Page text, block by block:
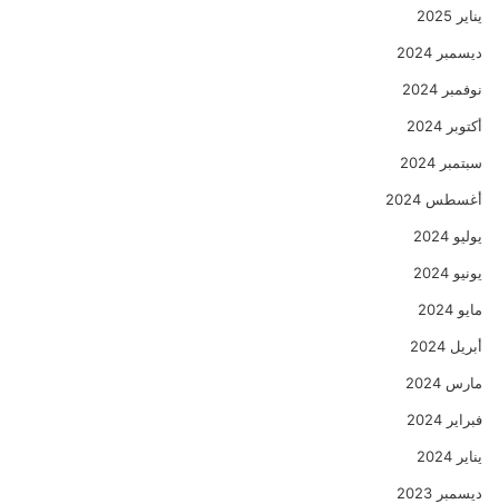
يناير 2025
ديسمبر 2024
نوفمبر 2024
أكتوبر 2024
سبتمبر 2024
أغسطس 2024
يوليو 2024
يونيو 2024
مايو 2024
أبريل 2024
مارس 2024
فبراير 2024
يناير 2024
ديسمبر 2023